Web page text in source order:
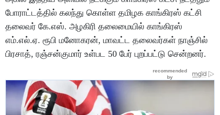
போராட்டத்தில் கலந்து கொள்ள தமிழக காங்கிரஸ் கட்சி
தலைவர் கே.எஸ். அழகிரி தலைமையில் காங்கிரஸ்
எம்.எல்.ஏ. ரூபி மனோகரன், மாவட்ட தலைவர்கள் நாஞ்சில்
பிரசாத், ரஞ்சன்குமார் உள்பட 50 பேர் புறப்பட்டு சென்றனர்.